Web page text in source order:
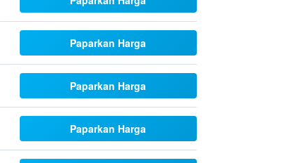
Paparkan Harga
Paparkan Harga
Paparkan Harga